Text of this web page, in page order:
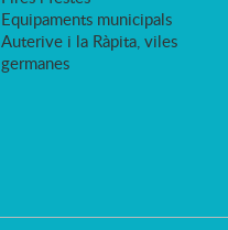
Equipaments municipals
Auterive i la Ràpita, viles
germanes